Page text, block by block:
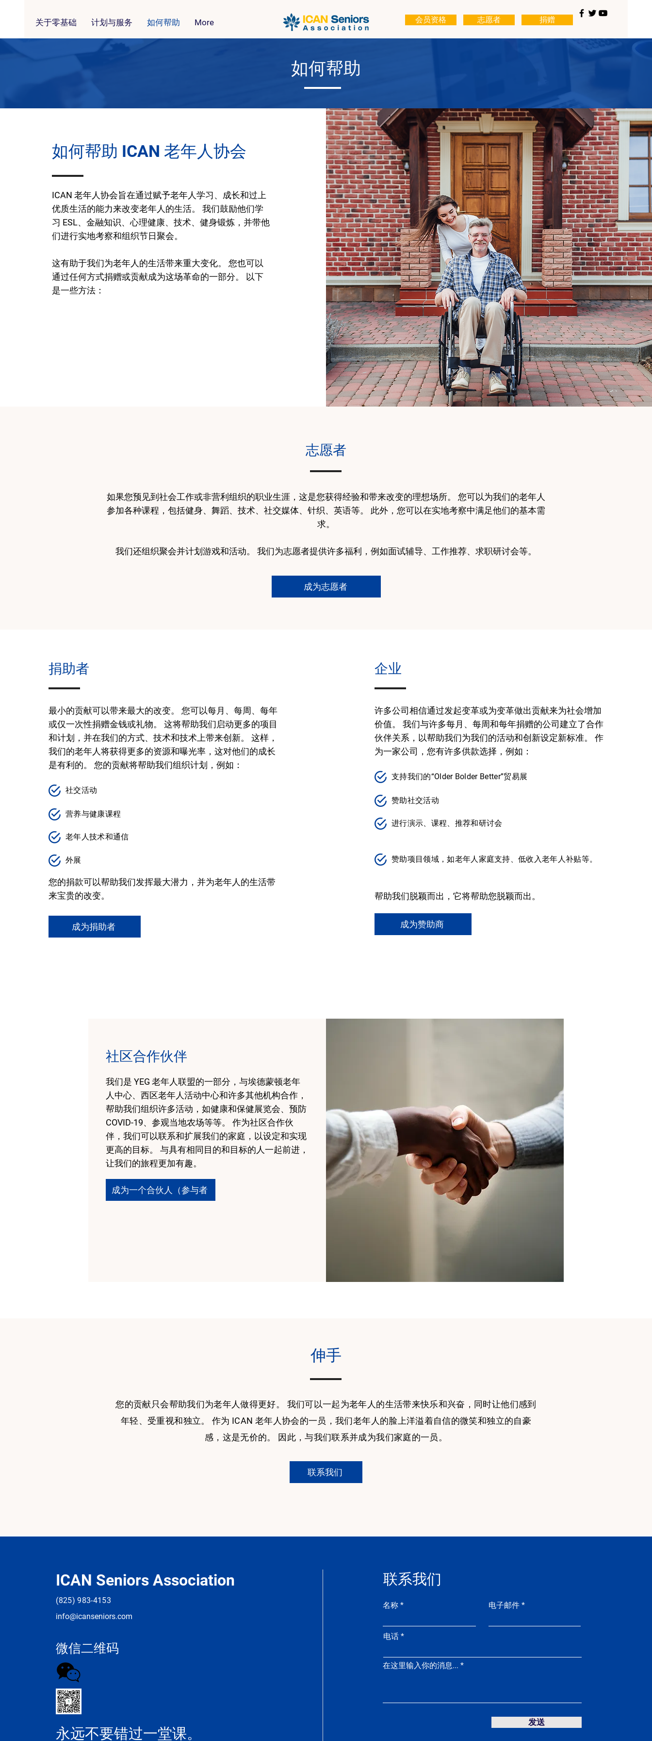
关于零基础 计划与服务 如何帮助 More 会员资格 志愿者 捐赠
如何帮助
如何帮助 ICAN 老年人协会
ICAN 老年人协会旨在通过赋予老年人学习、成长和过上
优质生活的能力来改变老年人的生活。 我们鼓励他们学
习 ESL、金融知识、心理健康、技术、健身锻炼，并带他
们进行实地考察和组织节日聚会。
这有助于我们为老年人的生活带来重大变化。 您也可以
通过任何方式捐赠或贡献成为这场革命的一部分。 以下
是一些方法：
志愿者
如果您预见到社会工作或非营利组织的职业生涯，这是您获得经验和带来改变的理想场所。 您可以为我们的老年人
参加各种课程，包括健身、舞蹈、技术、社交媒体、针织、英语等。 此外，您可以在实地考察中满足他们的基本需
求。
我们还组织聚会并计划游戏和活动。 我们为志愿者提供许多福利，例如面试辅导、工作推荐、求职研讨会等。
成为志愿者
捐助者
最小的贡献可以带来最大的改变。 您可以每月、每周、每年
或仅一次性捐赠金钱或礼物。 这将帮助我们启动更多的项目
和计划，并在我们的方式、技术和技术上带来创新。 这样，
我们的老年人将获得更多的资源和曝光率，这对他们的成长
是有利的。 您的贡献将帮助我们组织计划，例如：
社交活动
营养与健康课程
老年人技术和通信
外展
您的捐款可以帮助我们发挥最大潜力，并为老年人的生活带
来宝贵的改变。
成为捐助者
企业
许多公司相信通过发起变革或为变革做出贡献来为社会增加
价值。 我们与许多每月、每周和每年捐赠的公司建立了合作
伙伴关系，以帮助我们为我们的活动和创新设定新标准。 作
为一家公司，您有许多供款选择，例如：
支持我们的“Older Bolder Better”贸易展
赞助社交活动
进行演示、课程、推荐和研讨会
赞助项目领域，如老年人家庭支持、低收入老年人补贴等。
​帮助我们脱颖而出，它将帮助您脱颖而出。
成为赞助商
社区合作伙伴
我们是 YEG 老年人联盟的一部分，与埃德蒙顿老年
人中心、西区老年人活动中心和许多其他机构合作，
帮助我们组织许多活动，如健康和保健展览会、预防
COVID-19、参观当地农场等等。 作为社区合作伙
伴，我们可以联系和扩展我们的家庭，以设定和实现
更高的目标。 与具有相同目的和目标的人一起前进，
让我们的旅程更加有趣。
成为一个合伙人（参与者
伸手
您的贡献只会帮助我们为老年人做得更好。 我们可以一起为老年人的生活带来快乐和兴奋，同时让他们感到
年轻、受重视和独立。 作为 ICAN 老年人协会的一员，我们老年人的脸上洋溢着自信的微笑和独立的自豪
感，这是无价的。 因此，与我们联系并成为我们家庭的一员。
联系我们
ICAN Seniors Association
(825) 983-4153
info@icanseniors.com
微信二维码
永远不要错过一堂课。
联系我们
名称 电子邮件
电话
在这里输入你的消息...
发送